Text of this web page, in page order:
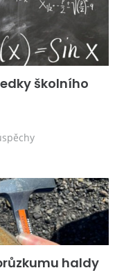
školního
haldy